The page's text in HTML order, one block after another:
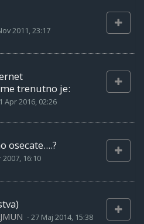
2011, 23:17
trenutno je:
Apr 2016, 02:26
osecate....?
2007, 16:10
-27 Maj 2014, 15:38